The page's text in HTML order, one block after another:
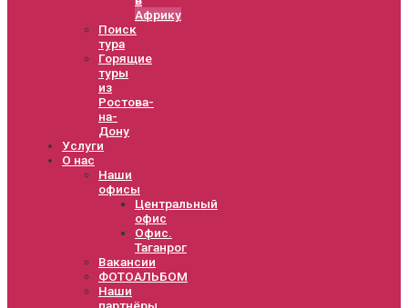
Африку
Поиск
тура
Горящие
туры
из
Ростова-
на-
Дону
Услуги
О нас
Наши
офисы
Центральный
офис
Офис.
Таганрог
Вакансии
ФОТОАЛЬБОМ
Наши